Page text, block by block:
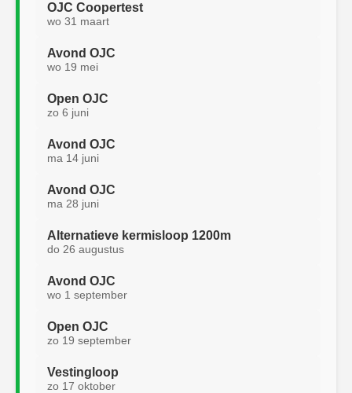
OJC Coopertest
wo 31 maart
Avond OJC
wo 19 mei
Open OJC
zo 6 juni
Avond OJC
ma 14 juni
Avond OJC
ma 28 juni
Alternatieve kermisloop 1200m
do 26 augustus
Avond OJC
wo 1 september
Open OJC
zo 19 september
Vestingloop
zo 17 oktober